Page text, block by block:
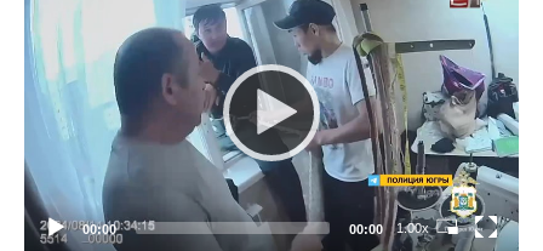
00:00 00:00 1.00x